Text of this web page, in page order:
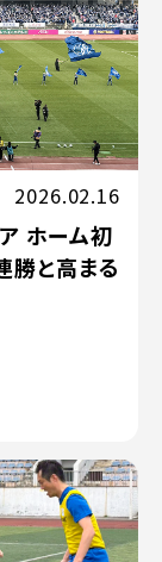
2026.02.16
ホーム初
勝と高まる